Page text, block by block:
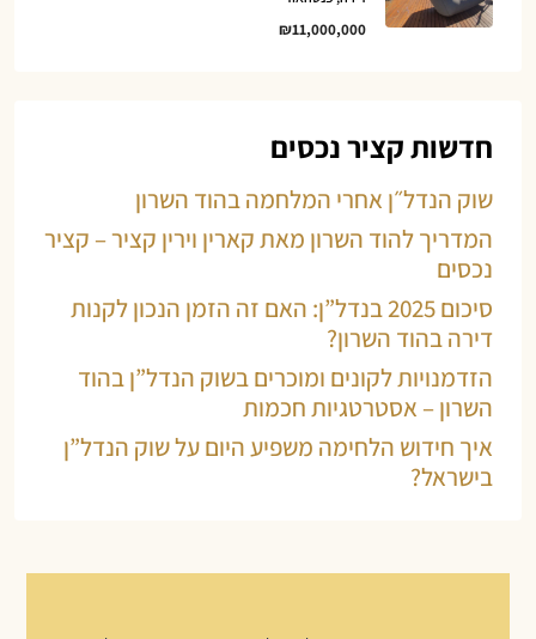
₪11,000,000
חדשות קציר נכסים
שוק הנדל״ן אחרי המלחמה בהוד השרון
המדריך להוד השרון מאת קארין וירין קציר – קציר
נכסים
סיכום 2025 בנדל”ן: האם זה הזמן הנכון לקנות
דירה בהוד השרון?
הזדמנויות לקונים ומוכרים בשוק הנדל”ן בהוד
השרון – אסטרטגיות חכמות
איך חידוש הלחימה משפיע היום על שוק הנדל”ן
בישראל?